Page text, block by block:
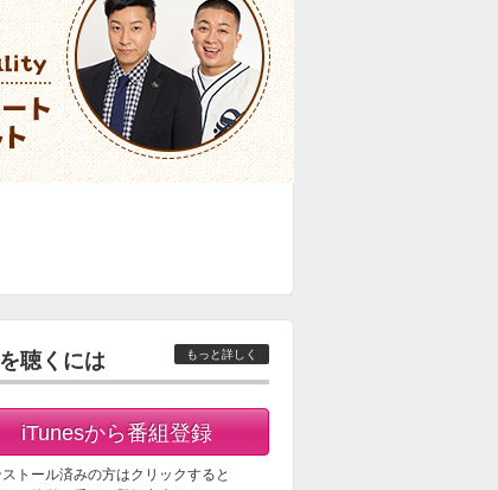
聴くには もっと詳しく
iTunesから番組登録
トール済みの方はクリックすると